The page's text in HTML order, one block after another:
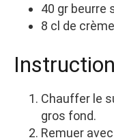
40 gr beurre
8 cl de
Chauffer le
gros fond.
Remuer